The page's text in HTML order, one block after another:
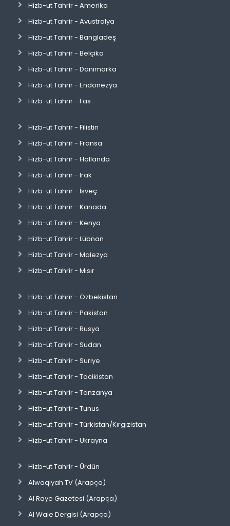
Hizb-ut Tahrir - Amerika
Hizb-ut Tahrir - Avustralya
Hizb-ut Tahrir - Bangladeş
Hizb-ut Tahrir - Belçika
Hizb-ut Tahrir - Danimarka
Hizb-ut Tahrir - Endonezya
Hizb-ut Tahrir - Fas
Hizb-ut Tahrir - Filistin
Hizb-ut Tahrir - Fransa
Hizb-ut Tahrir - Hollanda
Hizb-ut Tahrir - Irak
Hizb-ut Tahrir - İsveç
Hizb-ut Tahrir - Kanada
Hizb-ut Tahrir - Kenya
Hizb-ut Tahrir - Lübnan
Hizb-ut Tahrir - Malezya
Hizb-ut Tahrir - Mısır
Hizb-ut Tahrir - Özbekistan
Hizb-ut Tahrir - Pakistan
Hizb-ut Tahrir - Rusya
Hizb-ut Tahrir - Sudan
Hizb-ut Tahrir - Suriye
Hizb-ut Tahrir - Tacikistan
Hizb-ut Tahrir - Tanzanya
Hizb-ut Tahrir - Tunus
Hizb-ut Tahrir - Türkistan/Kırgızistan
Hizb-ut Tahrir - Ukrayna
Hizb-ut Tahrir - Ürdün
Alwaqiyah TV (Arapça)
Al Raye Gazetesi (Arapça)
Al Waie Dergisi (Arapça)